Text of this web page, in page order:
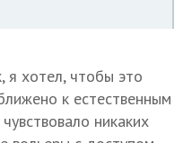
я хотел, чтобы это
к естественным
никаких